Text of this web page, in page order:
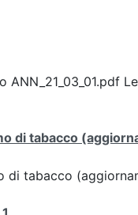
ANN_21_03_01.pdf
di tabacco
di tabacco